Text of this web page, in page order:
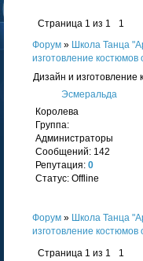
Страница 1 из 1
1
Форум » Школа Танца
изготовление
Дизайн и
Эсмеральда
Королева
Группа:
Администраторы
Сообщений: 142
Репутация: 0
Статус: Offline
Форум » Школа Танца
изготовление
Страница 1 из 1
1